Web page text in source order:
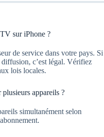
sur iPhone ?
de service dans votre pays. Si
c’est légal. Vérifiez
lois locales.
appareils ?
simultanément selon